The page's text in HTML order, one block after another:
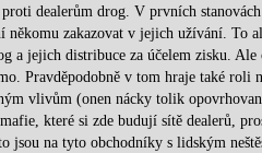
dealerům drog. V prvních
zakazovat v jejich užívání. To
a jejich distribuce za účelem zisku.
Pravděpodobně v tom hraje také roli
vlivům (onen nácky tolik
které si zde budují sítě dealerů,
jsou na tyto obchodníky s lidským